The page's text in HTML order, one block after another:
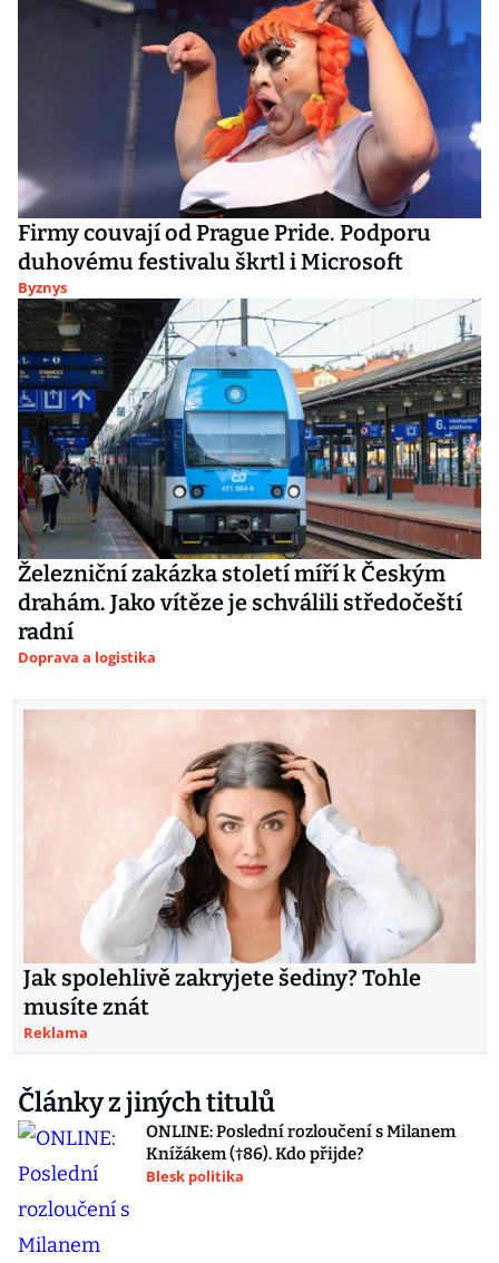
Firmy couvají od Prague Pride. Podporu
duhovému festivalu škrtl i Microsoft
Byznys
Železniční zakázka století míří k Českým
drahám. Jako vítěze je schválili středočeští
radní
Doprava a logistika
Jak spolehlivě zakryjete šediny? Tohle
musíte znát
Reklama
Články z jiných titulů
ONLINE: Poslední rozloučení s Milanem
Knížákem (†86). Kdo přijde?
Blesk politika